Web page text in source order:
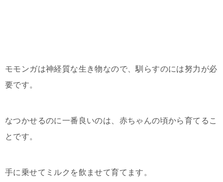
モモンガは神経質な生き物なので、馴らすのには努力が必
要です。
なつかせるのに一番良いのは、赤ちゃんの頃から育てるこ
とです。
手に乗せてミルクを飲ませて育てます。